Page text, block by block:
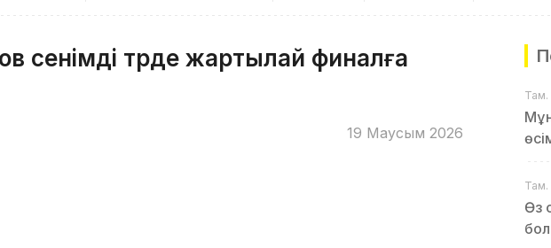
сенімді түрде жартылай финалға
19 Маусым 2026
Там.
Там.
Өз